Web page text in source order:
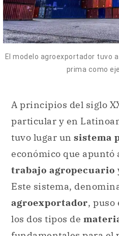
prima como
A principios del siglo
particular y en
tuvo lugar un
sistema
trabajo agropecuario
Este sistema,
agroexportador, puso
los dos tipos de
fundamentales para el
carnes